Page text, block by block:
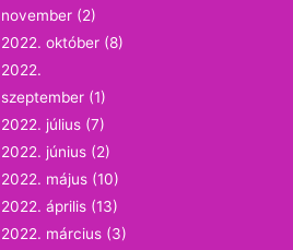
november (2)
2022. október (8)
2022.
szeptember (1)
2022. július (7)
2022. június (2)
2022. május (10)
2022. április (13)
2022. március (3)